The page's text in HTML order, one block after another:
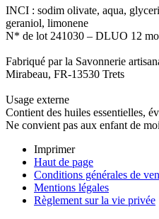
INCI : sodim olivate, aqua,
geraniol, limonene
N* de lot 241030 – DLUO 12
Fabriqué par la Savonnerie
Mirabeau, FR-13530 Trets
Usage externe
Contient des huiles essentielles,
Ne convient pas aux enfant de
Imprimer
Haut de page
Conditions générales de
Mentions légales
Règlement sur la vie privée